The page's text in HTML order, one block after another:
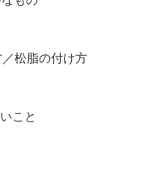
松脂の付け方
こと